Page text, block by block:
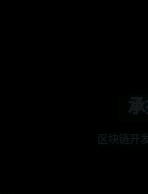
区块链开